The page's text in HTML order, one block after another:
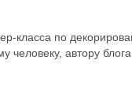
класса по
человеку, автору